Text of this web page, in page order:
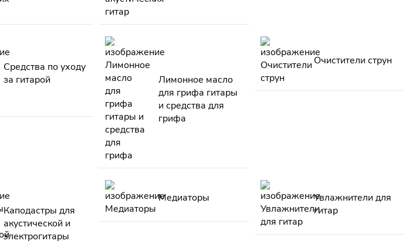
Средства по уходу
за гитарой
Лимонное масло
для грифа гитары
и средства для
грифа
Очистители струн
Каподастры для
акустической и
электрогитары
Медиаторы
Увлажнители для
гитар